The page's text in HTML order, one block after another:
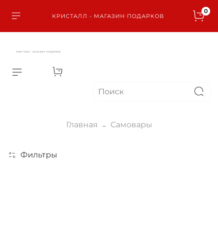
КРИСТАЛЛ - МАГАЗИН ПОДАРКОВ
0
КРИСТАЛЛ - МАГАЗИН ПОДАРКОВ
Главная Самовары
Фильтры